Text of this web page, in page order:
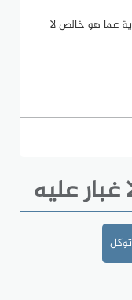
عما هو خالص لا
غبار عليه